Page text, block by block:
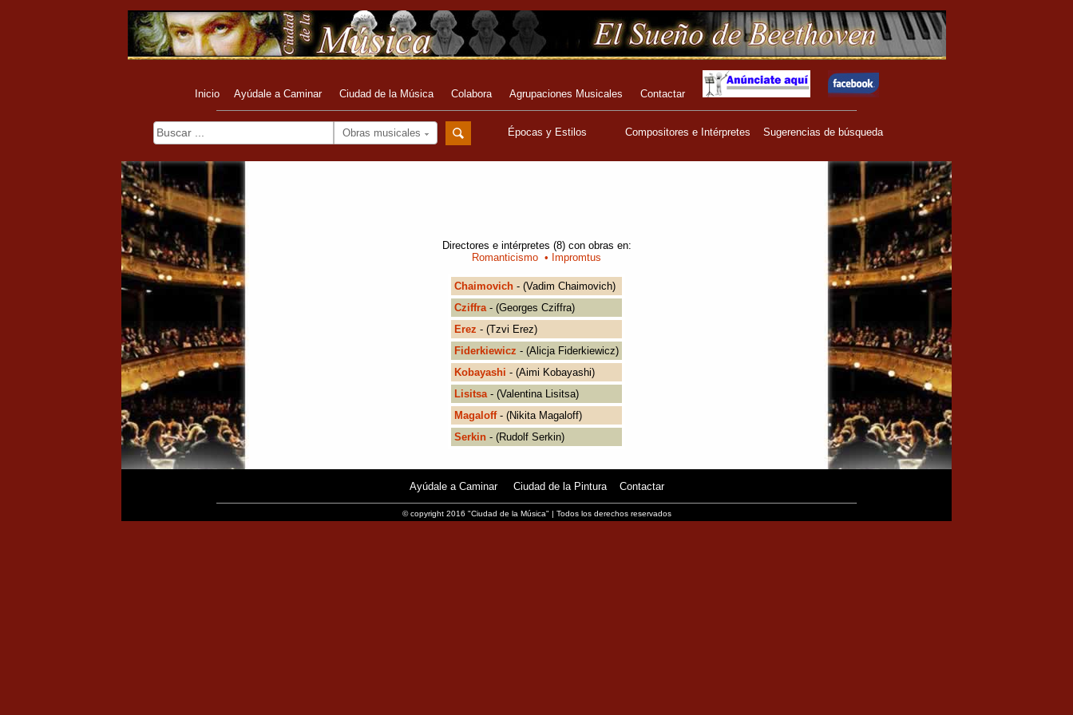
Inicio Ayúdale a Caminar Ciudad de la Música Colabora Agrupaciones Musicales Contactar
Obras musicales Épocas y Estilos Compositores e Intérpretes Sugerencias de búsqueda
Directores e intérpretes (8) con obras en:
Romanticismo • Impromtus
Chaimovich - (Vadim Chaimovich)
Cziffra- (Georges Cziffra)
Erez - (Tzvi Erez)
Fiderkiewicz - (Alicja Fiderkiewicz)
Kobayashi - (Aimi Kobayashi)
Lisitsa- (Valentina Lisitsa)
Magaloff- (Nikita Magaloff)
Serkin - (Rudolf Serkin)
Ayúdale a Caminar Ciudad de la Pintura Contactar
© copyright 2016 "Ciudad de la Música" | Todos los derechos reservados